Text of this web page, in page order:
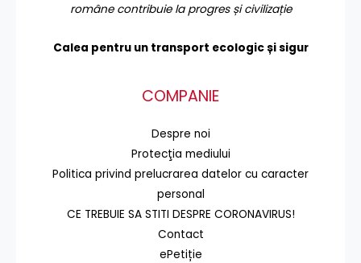
române contribuie la progres și civilizație
Calea pentru un transport ecologic și sigur
COMPANIE
Despre noi
Protecţia mediului
Politica privind prelucrarea datelor cu caracter
personal
CE TREBUIE SA STITI DESPRE CORONAVIRUS!
Contact
ePetiție